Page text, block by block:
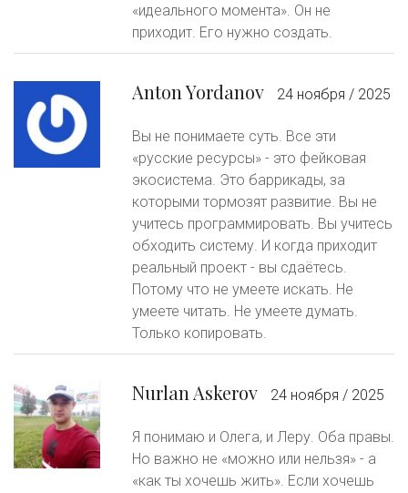
«идеального момента». Он не
приходит. Его нужно создать.
Anton Yordanov 24 ноября / 2025
Вы не понимаете суть. Все эти
«русские ресурсы» - это фейковая
экосистема. Это баррикады, за
которыми тормозят развитие. Вы не
учитесь программировать. Вы учитесь
обходить систему. И когда приходит
реальный проект - вы сдаётесь.
Потому что не умеете искать. Не
умеете читать. Не умеете думать.
Только копировать.
Nurlan Askerov 24 ноября / 2025
Я понимаю и Олега, и Леру. Оба правы.
Но важно не «можно или нельзя» - а
«как ты хочешь жить». Если хочешь